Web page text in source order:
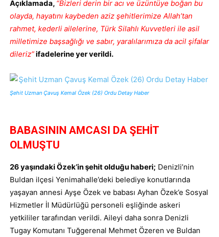
Açıklamada, “Bizleri derin bir acı ve üzüntüye boğan bu
olayda, hayatını kaybeden aziz şehitlerimize Allah’tan
rahmet, kederli ailelerine, Türk Silahlı Kuvvetleri ile asil
milletimize başsağlığı ve sabır, yaralılarımıza da acil şifalar
dileriz”ifadelerine yer verildi.
Şehit Uzman Çavuş Kemal Özek (26) Ordu Detay Haber
BABASININ AMCASI DA ŞEHİT
OLMUŞTU
26 yaşındaki Özek’in şehit olduğu haberi; Denizli’nin
Buldan ilçesi Yenimahalle’deki belediye konutlarında
yaşayan annesi Ayşe Özek ve babası Ayhan Özek’e Sosyal
Hizmetler İl Müdürlüğü personeli eşliğinde askeri
yetkililer tarafından verildi. Aileyi daha sonra Denizli
Tugay Komutanı Tuğgerenal Mehmet Özeren ve Buldan